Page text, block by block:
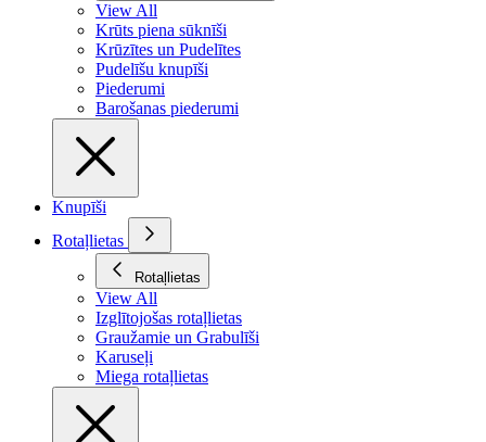
View All
Krūts piena sūknīši
Krūzītes un Pudelītes
Pudelīšu knupīši
Piederumi
Barošanas piederumi
Knupīši
Rotaļlietas
Rotaļlietas
View All
Izglītojošas rotaļlietas
Graužamie un Grabulīši
Karuseļi
Miega rotaļlietas